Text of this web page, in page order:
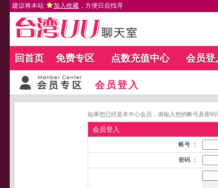
建议将本站 加入收藏 ，方便日后找寻
回首页 免费专区 点数充值中心 会员登
会员登入
如果您已经是本中心会员，请输入您的帐号及密
会员登入
帐号 ：
密码 ：